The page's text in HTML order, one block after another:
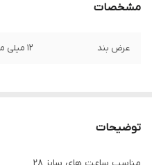
مشخصات
عرض بند 12 میلی متر
توضیحات